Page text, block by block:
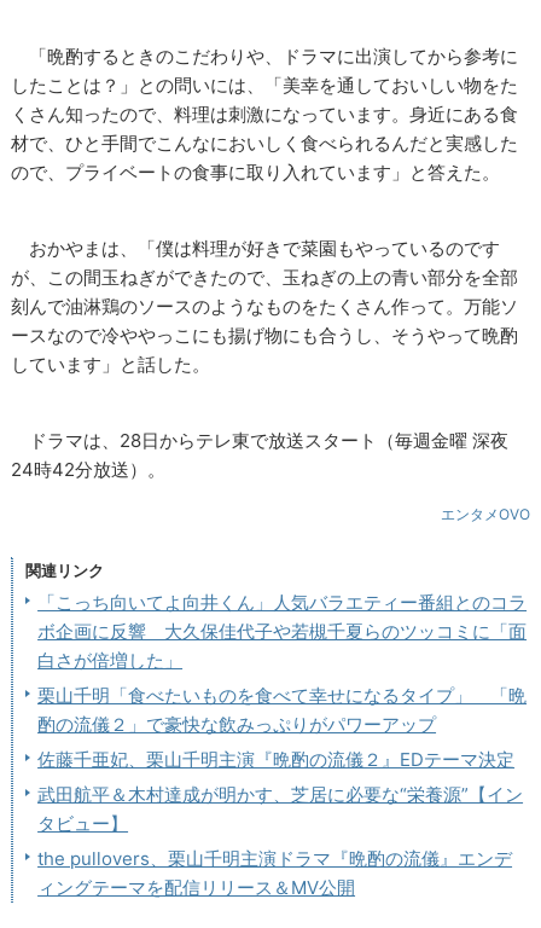
「晩酌するときのこだわりや、ドラマに出演してから参考に
したことは？」との問いには、「美幸を通しておいしい物をた
くさん知ったので、料理は刺激になっています。身近にある食
材で、ひと手間でこんなにおいしく食べられるんだと実感した
ので、プライベートの食事に取り入れています」と答えた。
おかやまは、「僕は料理が好きで菜園もやっているのです
が、この間玉ねぎができたので、玉ねぎの上の青い部分を全部
刻んで油淋鶏のソースのようなものをたくさん作って。万能ソ
ースなので冷ややっこにも揚げ物にも合うし、そうやって晩酌
しています」と話した。
ドラマは、28日からテレ東で放送スタート（毎週金曜 深夜
24時42分放送）。
エンタメOVO
関連リンク
「こっち向いてよ向井くん」人気バラエティー番組とのコラ
ボ企画に反響 大久保佳代子や若槻千夏らのツッコミに「面
白さが倍増した」
栗山千明「食べたいものを食べて幸せになるタイプ」 「晩
酌の流儀２」で豪快な飲みっぷりがパワーアップ
佐藤千亜妃、栗山千明主演『晩酌の流儀２』EDテーマ決定
武田航平＆木村達成が明かす、芝居に必要な“栄養源”【イン
タビュー】
the pullovers、栗山千明主演ドラマ『晩酌の流儀』エンデ
ィングテーマを配信リリース＆MV公開